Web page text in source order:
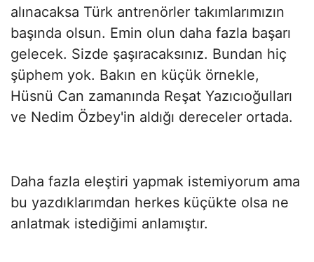
alınacaksa Türk antrenörler takımlarımızın
başında olsun. Emin olun daha fazla başarı
gelecek. Sizde şaşıracaksınız. Bundan hiç
şüphem yok. Bakın en küçük örnekle,
Hüsnü Can zamanında Reşat Yazıcıoğulları
ve Nedim Özbey'in aldığı dereceler ortada.
Daha fazla eleştiri yapmak istemiyorum ama
bu yazdıklarımdan herkes küçükte olsa ne
anlatmak istediğimi anlamıştır.